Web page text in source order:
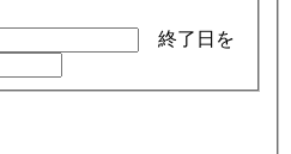
検
索
終了日を